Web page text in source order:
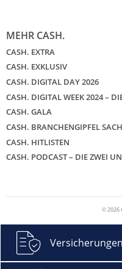
MEHR CASH.
CASH. EXTRA
CASH. EXKLUSIV
CASH. DIGITAL DAY 2026
CASH. DIGITAL WEEK 2024 –
CASH. GALA
CASH. BRANCHENGIPFEL
CASH. HITLISTEN
CASH. PODCAST – DIE ZWEI
© 2026
Versicherungen